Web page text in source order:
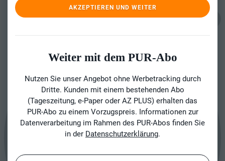
AKZEPTIEREN UND WEITER
Weiter mit dem PUR-Abo
Nutzen Sie unser Angebot ohne Werbetracking durch
Dritte. Kunden mit einem bestehenden Abo
(Tageszeitung, e-Paper oder AZ PLUS) erhalten das
PUR-Abo zu einem Vorzugspreis. Informationen zur
Datenverarbeitung im Rahmen des PUR-Abos finden Sie
in der Datenschutzerklärung.